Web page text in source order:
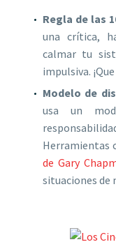
Regla de las
una crítica,
calmar tu
impulsiva.
Modelo de
usa un
Herramientas
de Gary
situaciones de